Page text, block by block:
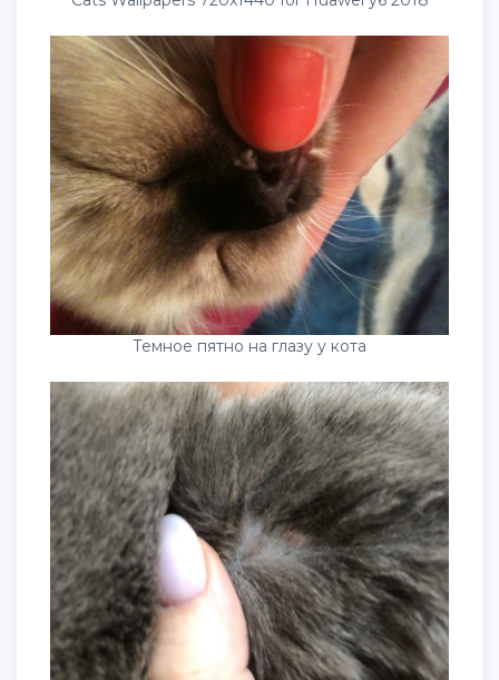
Темное пятно на глазу у кота